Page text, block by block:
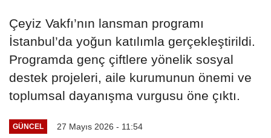
Çeyiz Vakfı’nın lansman programı
İstanbul’da yoğun katılımla gerçekleştirildi.
Programda genç çiftlere yönelik sosyal
destek projeleri, aile kurumunun önemi ve
toplumsal dayanışma vurgusu öne çıktı.
GÜNCEL 27 Mayıs 2026 - 11:54